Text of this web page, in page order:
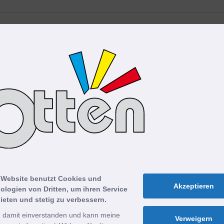
meine Angaben aus diesem Formular zur
werden. Sie können Ihre Einwilligung jederzeit für
widerrufen. Detaillierte Informationen zum
Datenschutzerklärung.*
Website benutzt Cookies und
von Dritten, um ihren Service
und stetig zu verbessern.
damit einverstanden und kann meine
Akzeptieren
Verweigern